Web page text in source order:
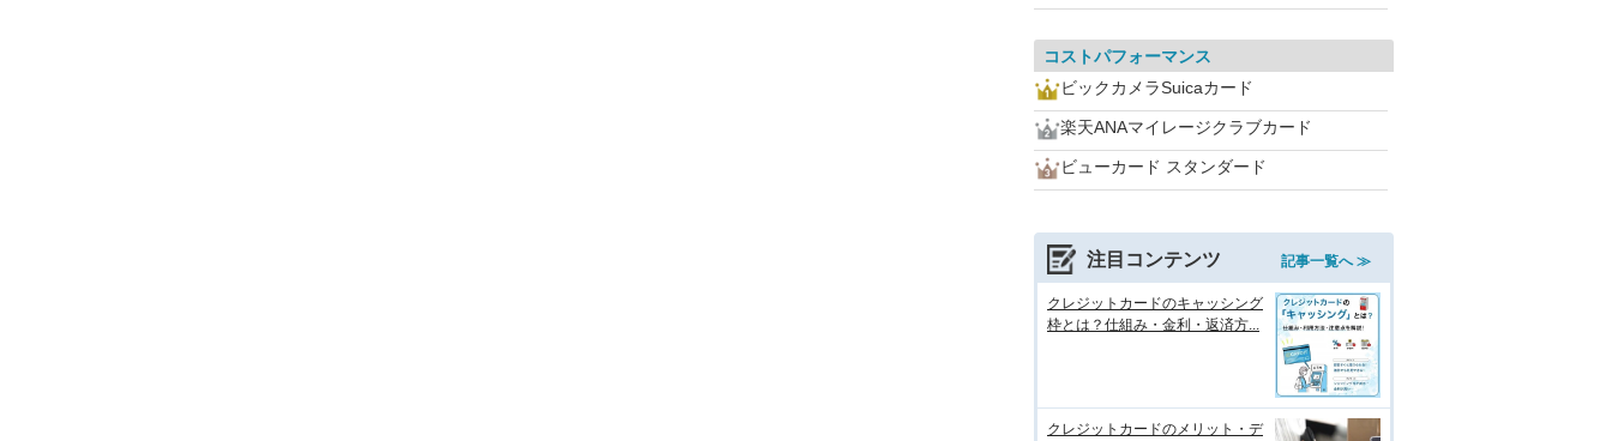
コストパフォーマンス
ビックカメラSuicaカード
楽天ANAマイレージクラブカード
ビューカード スタンダード
注目コンテンツ 記事一覧へ ≫
クレジットカードのキャッシング
枠とは？仕組み・金利・返済方...
クレジットカードのメリット・デ